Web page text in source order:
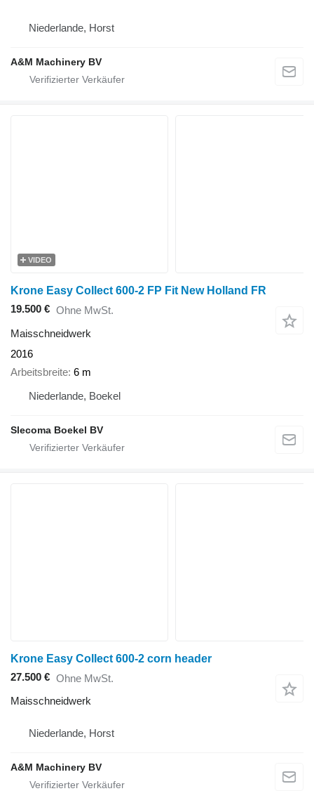
Niederlande, Horst
A&M Machinery BV
VIDEO
Krone Easy Collect 600-2 FP Fit New Holland FR
19.500 € Ohne MwSt.
Maisschneidwerk
2016
Arbeitsbreite 6 m
Niederlande, Boekel
Slecoma Boekel BV
Krone Easy Collect 600-2 corn header
27.500 € Ohne MwSt.
Maisschneidwerk
Niederlande, Horst
A&M Machinery BV